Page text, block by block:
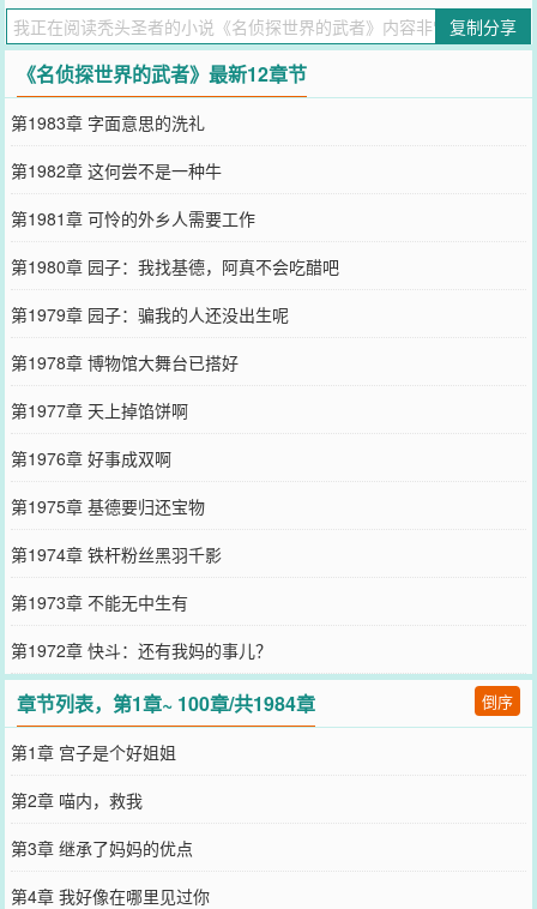
次？工藤新一：那是谁？没听说过，连名气都没有，怎么会是名侦
探？星野空：茂木遥史、枪田郁美？工藤新一：此二人确实成名已
久，但他们破掉的案子不及我的二分之一，算是一流侦探吧。星野
空：难道是我？工藤新一：咳咳，你充其量也就跟大叔五五开啊！星
野空：呃……那个名侦探该不会就是你自己吧？工藤新一：不错，我
就是名侦探！清除罪恶，还原真相，哪怕遭受黑暗打击，我也一样照
亮世间……阿空，快来！
您要是觉得《名侦探世界的武者
微博微信里的朋友推荐哦！
复制分享
《名侦探世界的武者》最新12章节
第1983章 字面意思的洗礼
第1982章 这何尝不是一种牛
第1981章 可怜的外乡人需要工作
第1980章 园子：我找基德，阿真不会吃醋吧
第1979章 园子：骗我的人还没出生呢
第1978章 博物馆大舞台已搭好
第1977章 天上掉馅饼啊
第1976章 好事成双啊
第1975章 基德要归还宝物
第1974章 铁杆粉丝黑羽千影
第1973章 不能无中生有
第1972章 快斗：还有我妈的事儿？
章节列表，第1章~ 100章/共1984章 倒序
第1章 宫子是个好姐姐
第2章 喵内，救我
第3章 继承了妈妈的优点
第4章 我好像在哪里见过你